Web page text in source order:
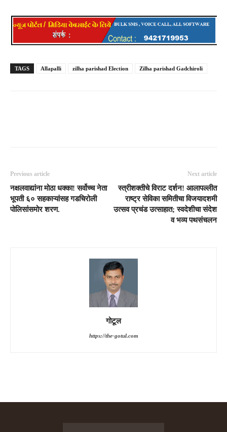
TAGS Allapalli zilha parishad Election Zilha parishad Gadchiroli
Previous article
नक्षलवाद्यांना मोठा धक्का! सर्वोच्च नेता
भूपती ६० सहकाऱ्यांसह गडचिरोली
पोलिसांसमोर शरण.
Next article
स्त्रीशक्तीचे विराट दर्शन! आलापल्लीत
राष्ट्र सेविका समितीचा विजयादशमी
उत्सव प्रचंड उत्साहात; स्वदेशीचा संदेश
व भव्य पथसंचलन
गोटूल
https://the-gotul.com